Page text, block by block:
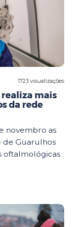
1723 visualizações
realiza mais
da rede
novembro as
de Guarulhos
oftalmológicas